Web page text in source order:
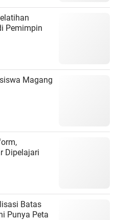
Pemimpin
Magang
Dipelajari
Batas
Punya Peta